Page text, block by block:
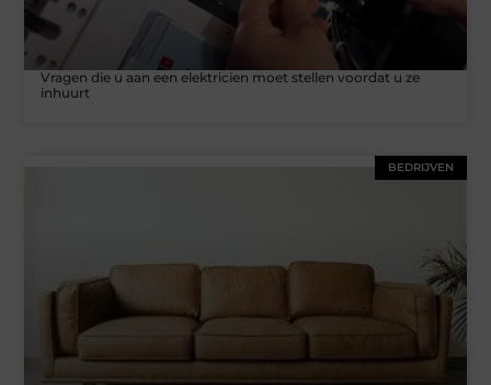
Vragen die u aan een elektricien moet stellen voordat u ze
inhuurt
BEDRIJVEN